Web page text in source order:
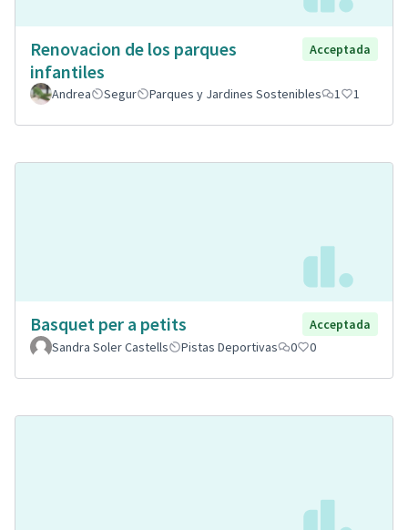
Renovacion de los parques
infantiles
Acceptada
Andrea Segur Parques y Jardines Sostenibles 1 1
Basquet per a petits
Acceptada
Sandra Soler Castells
Pistas Deportivas 0 0